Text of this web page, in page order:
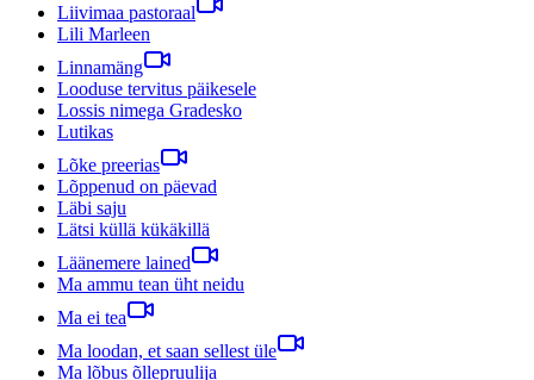
Liivimaa pastoraal
Lili Marleen
Linnamäng
Looduse tervitus päikesele
Lossis nimega Gradesko
Lutikas
Lõke preerias
Lõppenud on päevad
Läbi saju
Lätsi küllä kükäkillä
Läänemere lained
Ma ammu tean üht neidu
Ma ei tea
Ma loodan, et saan sellest üle
Ma lõbus õllepruulija